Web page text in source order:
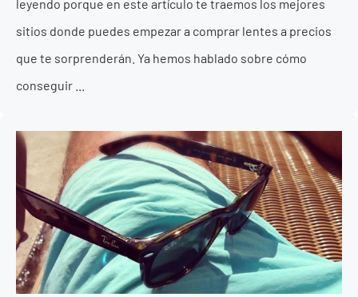
leyendo porque en este artículo te traemos los mejores
sitios donde puedes empezar a comprar lentes a precios
que te sorprenderán. Ya hemos hablado sobre cómo
conseguir ...